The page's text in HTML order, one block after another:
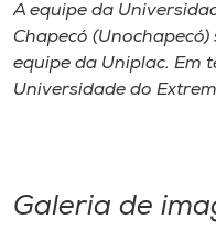
Rádio
Museu
A equipe da
Chapecó
equipe da Uniplac. Em
Universidade do
Galeria de